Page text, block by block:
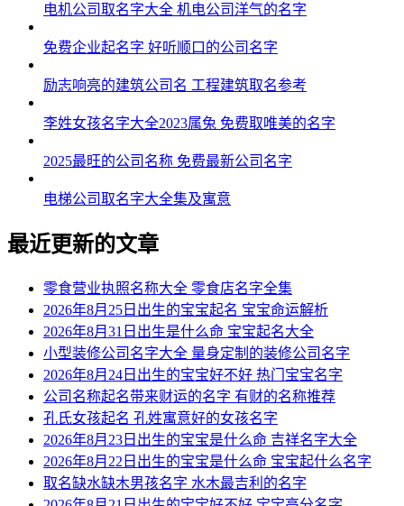
电机公司取名字大全 机电公司洋气的名字
免费企业起名字 好听顺口的公司名字
励志响亮的建筑公司名 工程建筑取名参考
李姓女孩名字大全2023属兔 免费取唯美的名字
2025最旺的公司名称 免费最新公司名字
电梯公司取名字大全集及寓意
最近更新的文章
零食营业执照名称大全 零食店名字全集
2026年8月25日出生的宝宝起名 宝宝命运解析
2026年8月31日出生是什么命 宝宝起名大全
小型装修公司名字大全 量身定制的装修公司名字
2026年8月24日出生的宝宝好不好 热门宝宝名字
公司名称起名带来财运的名字 有财的名称推荐
孔氏女孩起名 孔姓寓意好的女孩名字
2026年8月23日出生的宝宝是什么命 吉祥名字大全
2026年8月22日出生的宝宝是什么命 宝宝起什么名字
取名缺水缺木男孩名字 水木最吉利的名字